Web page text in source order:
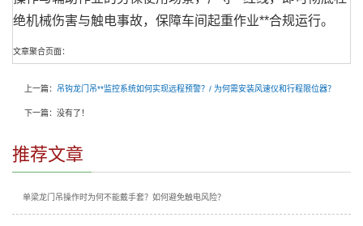
绝机械伤害与触电事故，保障车间起重作业**合规运行。
文章聚合页面：
上一篇： 吊钩龙门吊**监控系统如何实现远程预警？/ 为何需安装风速仪和行程限位器？
下一篇：没有了！
推荐文章
单梁龙门吊操作时为何不能戴手套？如何避免触电风险？